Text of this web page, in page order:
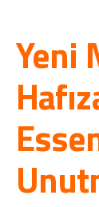
Yeni